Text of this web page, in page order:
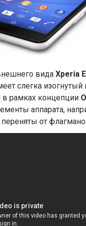
вида Xperia
слегка изогнутый
рамках концепции
аппарата,
от